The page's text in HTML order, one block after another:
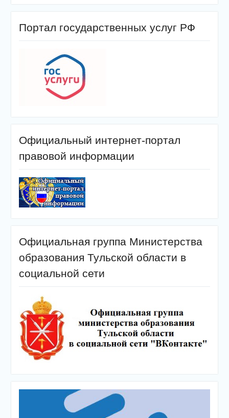
Портал государственных услуг РФ
Официальный интернет-портал
правовой информации
Официальная группа Министерства
образования Тульской области в
социальной сети